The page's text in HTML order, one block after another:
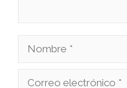
Nombre
Correo